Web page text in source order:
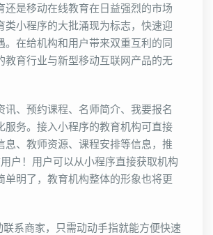
还是移动在线教育在日益强烈的市场
类小程序的大批涌现为标志，快速迎
。在给机构和用户带来双重互利的同
教育行业与新型移动互联网产品的无
讯、预约课程、名师简介、我要报名
服务。接入小程序的教育机构可直接
息、教师资源、课程安排等信息，推
户！用户可以从小程序直接获取机构
单明了，教育机构整体的形象也将更
系商家，只需动动手指就能方便快速